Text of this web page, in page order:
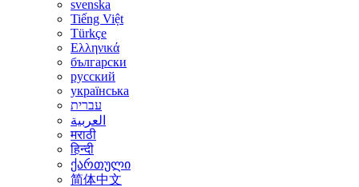
svenska
Tiếng Việt
Türkçe
Ελληνικά
български
русский
українська
עברית
العربية
मराठी
हिन्दी
ქართული
简体中文